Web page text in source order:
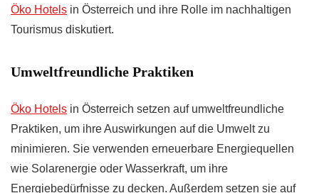
Öko Hotels in Österreich und ihre Rolle im nachhaltigen
Tourismus diskutiert.
Umweltfreundliche Praktiken
Öko Hotels in Österreich setzen auf umweltfreundliche
Praktiken, um ihre Auswirkungen auf die Umwelt zu
minimieren. Sie verwenden erneuerbare Energiequellen
wie Solarenergie oder Wasserkraft, um ihre
Energiebedürfnisse zu decken. Außerdem setzen sie auf